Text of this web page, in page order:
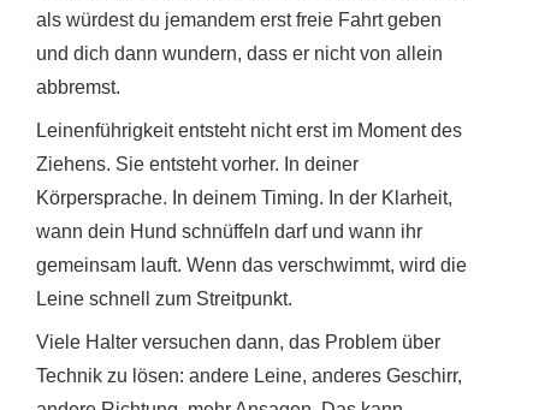
als würdest du jemandem erst freie Fahrt geben
und dich dann wundern, dass er nicht von allein
abbremst.
Leinenführigkeit entsteht nicht erst im Moment des
Ziehens. Sie entsteht vorher. In deiner
Körpersprache. In deinem Timing. In der Klarheit,
wann dein Hund schnüffeln darf und wann ihr
gemeinsam lauft. Wenn das verschwimmt, wird die
Leine schnell zum Streitpunkt.
Viele Halter versuchen dann, das Problem über
Technik zu lösen: andere Leine, anderes Geschirr,